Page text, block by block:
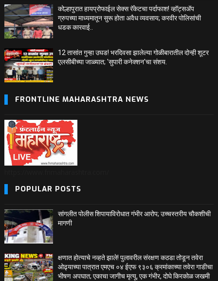
कोल्हापुरात हायप्रोफाईल सेक्स रॅकेटचा पर्दाफाश! व्हॉट्सअ‍ॅप
ग्रुपच्या माध्यमातून सुरू होता अवैध व्यवसाय; करवीर पोलिसांची
धडक कारवाई..
12 तासांत गुन्हा उघड! भरदिवसा झालेल्या गोळीबारातील दोन्ही शूटर
एलसीबीच्या जाळ्यात; 'सुपारी कनेक्शन'चा संशय.
FRONTLINE MAHARASHTRA NEWS
POPULAR POSTS
सांगलीत पोलीस शिपायाविरोधात गंभीर आरोप; उच्चस्तरीय चौकशीची
मागणी
क्षणात होत्याचे नव्हते झाले! पुलावरील संरक्षण कठडा तोडून तवेरा
ओढ्याच्या पात्रात एमएच ०४ ईएफ ९३०६ क्रमांकाच्या तवेरा गाडीचा
भीषण अपघात; एकाचा जागीच मृत्यू, एक गंभीर, दोघे किरकोळ जखमी